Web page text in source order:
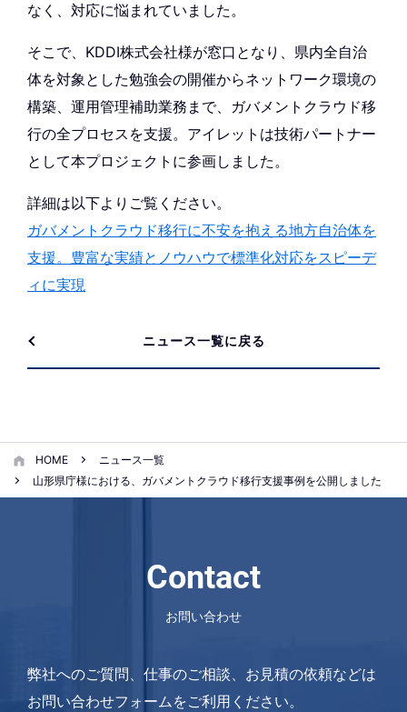
なく、対応に悩まれていました。
そこで、KDDI株式会社様が窓口となり、県内全自治
体を対象とした勉強会の開催からネットワーク環境の
構築、運用管理補助業務まで、ガバメントクラウド移
行の全プロセスを支援。アイレットは技術パートナー
として本プロジェクトに参画しました。
詳細は以下よりご覧ください。
ガバメントクラウド移行に不安を抱える地方自治体を
支援。豊富な実績とノウハウで標準化対応をスピーデ
ィに実現
ニュース一覧に戻る
HOME
ニュース一覧
山形県庁様における、ガバメントクラウド移行支援事例を公開しました
Contact
お問い合わせ
弊社へのご質問、仕事のご相談、お見積の依頼などは
お問い合わせフォームをご利用ください。